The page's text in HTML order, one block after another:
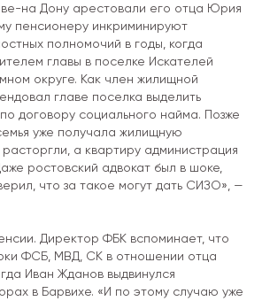
на Дону арестовали его отца Юрия
пенсионеру инкриминируют
полномочий в годы, когда
главы в поселке Искателей
округе. Как член жилищной
главе поселка выделить
договору социального найма. Позже
уже получала жилищную
а квартиру администрация
ростовский адвокат был в шоке,
что за такое могут дать СИЗО», —
Директор ФБК вспоминает, что
ФСБ, МВД, СК в отношении отца
Иван Жданов выдвинулся
в Барвихе. «И по этому случаю уже